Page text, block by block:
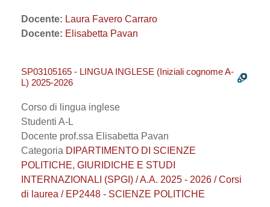
Docente: Laura Favero Carraro
Docente: Elisabetta Pavan
SP03105165 - LINGUA INGLESE (Iniziali cognome A-
L) 2025-2026
Corso di lingua inglese
Studenti A-L
Docente prof.ssa Elisabetta Pavan
Categoria DIPARTIMENTO DI SCIENZE
POLITICHE, GIURIDICHE E STUDI
INTERNAZIONALI (SPGI) / A.A. 2025 - 2026 / Corsi
di laurea / EP2448 - SCIENZE POLITICHE